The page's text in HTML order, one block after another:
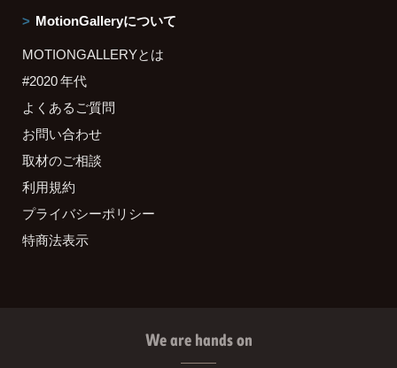
MotionGalleryについて
MOTIONGALLERYとは
#2020 年代
よくあるご質問
お問い合わせ
取材のご相談
利用規約
プライバシーポリシー
特商法表示
We are hands on